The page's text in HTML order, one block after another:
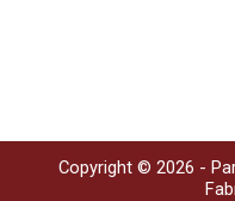
Copyright © 2026 -